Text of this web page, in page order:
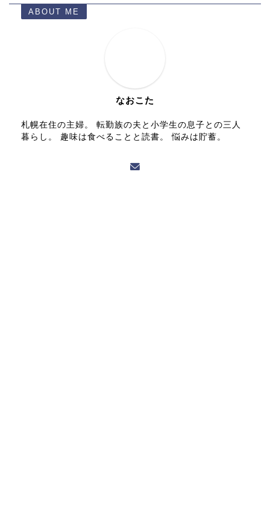
ABOUT ME
なおこた
札幌在住の主婦。 転勤族の夫と小学生の息子との三人
暮らし。 趣味は食べることと読書。 悩みは貯蓄。